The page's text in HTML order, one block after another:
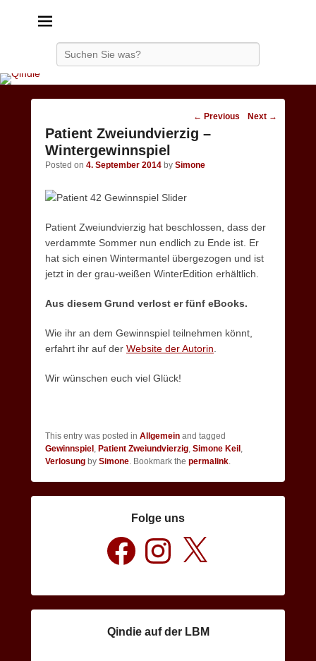
Post
navigation
← Previous Next →
Patient Zweiundvierzig –
Wintergewinnspiel
Posted on 4. September 2014 by Simone
Patient Zweiundvierzig hat beschlossen, dass der
verdammte Sommer nun endlich zu Ende ist. Er
hat sich einen Wintermantel übergezogen und ist
jetzt in der grau-weißen WinterEdition erhältlich.
Aus diesem Grund verlost er fünf eBooks.
Wie ihr an dem Gewinnspiel teilnehmen könnt,
erfahrt ihr auf der Website der Autorin
Wir wünschen euch viel Glück!
This entry was posted in Allgemein and tagged
Gewinnspiel Patient Zweiundvierzig Simone Keil
Verlosung by Simone . Bookmark the permalink
Folge uns
Facebook Instagram
Qindie auf der LBM